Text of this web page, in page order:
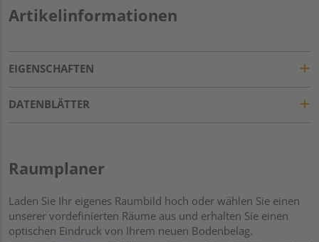
Artikelinformationen
EIGENSCHAFTEN
DATENBLÄTTER
Raumplaner
Laden Sie Ihr eigenes Raumbild hoch oder wählen Sie einen
unserer vordefinierten Räume aus und erhalten Sie einen
optischen Eindruck von Ihrem neuen Bodenbelag.